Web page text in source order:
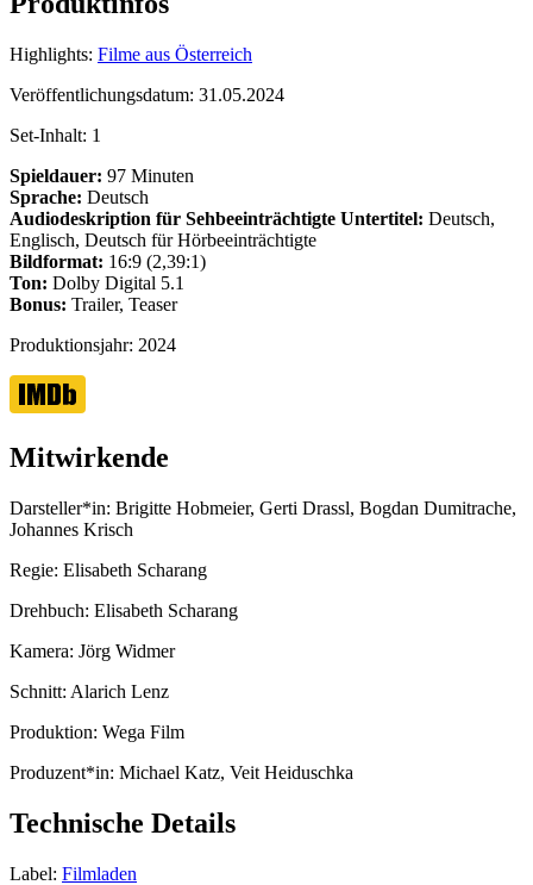
Highlights: Filme aus Österreich
Veröffentlichungsdatum: 31.05.2024
Set-Inhalt: 1
Spieldauer: 97 Minuten
Sprache: Deutsch
Audiodeskription für Sehbeeinträchtigte Untertitel: Deutsch,
Englisch, Deutsch für Hörbeeinträchtigte
Bildformat: 16:9 (2,39:1)
Ton: Dolby Digital 5.1
Bonus: Trailer, Teaser
Produktionsjahr: 2024
Mitwirkende
Darsteller*in: Brigitte Hobmeier, Gerti Drassl, Bogdan Dumitrache,
Johannes Krisch
Regie: Elisabeth Scharang
Drehbuch: Elisabeth Scharang
Kamera: Jörg Widmer
Schnitt: Alarich Lenz
Produktion: Wega Film
Produzent*in: Michael Katz, Veit Heiduschka
Technische Details
Label: Filmladen